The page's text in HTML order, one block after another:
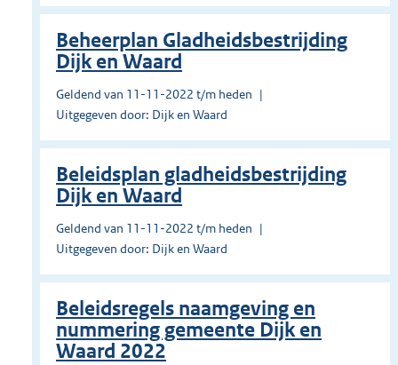
Beheerplan Gladheidsbestrijding
Dijk en Waard
Geldend van 11-11-2022 t/m heden
Uitgegeven door: Dijk en Waard
Beleidsplan gladheidsbestrijding
Dijk en Waard
Geldend van 11-11-2022 t/m heden
Uitgegeven door: Dijk en Waard
Beleidsregels naamgeving en
nummering gemeente Dijk en
Waard 2022